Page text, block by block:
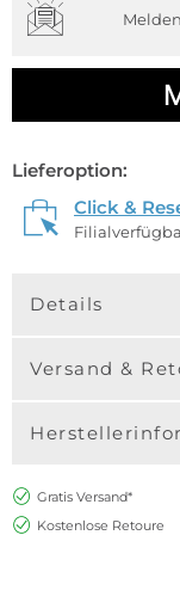
Lieferoption:
Click &
Details
Versand &
Gratis Versand*
Kostenlose Retoure